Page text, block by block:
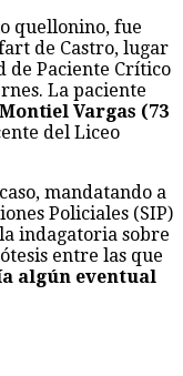
quellonino, fue
de Castro, lugar
de Paciente Crítico
La paciente
Vargas (73
del Liceo
mandatando a
Policiales (SIP)
indagatoria sobre
entre las que
algún eventual